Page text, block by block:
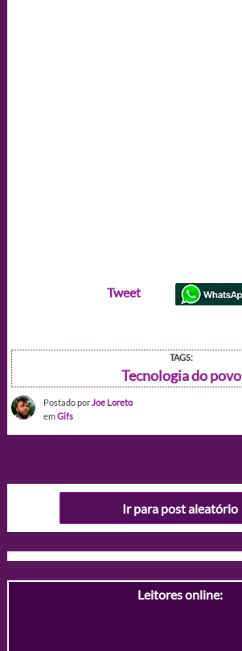
Tweet
TAGS:
Tecnologia do povo
Postado por Joe Loreto
emGifs
Ir para post aleatório
Leitores online: